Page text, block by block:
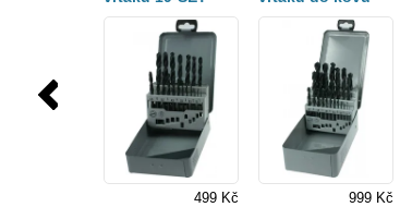
HSS-R
499 Kč
HSS-R 25-ti dílná
DB METAL
999 Kč